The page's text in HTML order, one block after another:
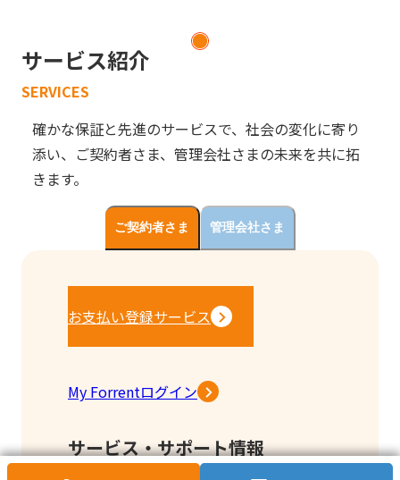
サービス紹介
SERVICES
確かな保証と先進のサービスで、社会の変化に寄り
添い、ご契約者さま、管理会社さまの未来を共に拓
きます。
ご契約者さま 管理会社さま
お支払い登録サービス
My Forrentログイン
サービス・サポート情報